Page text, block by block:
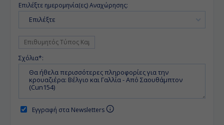
Επιλέξτε ημερομηνία(ες) Αναχώρησης:
Επιλέξτε
Σχόλια*:
Εγγραφή στα Newsletters